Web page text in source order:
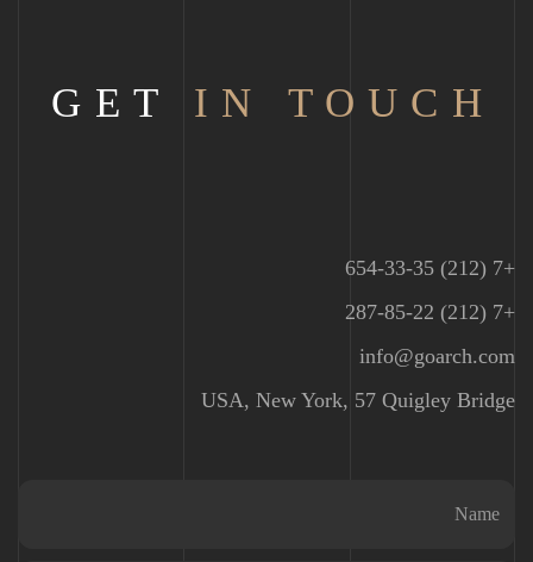
GET IN TOUCH
+7 (212) 654-33-35
+7 (212) 287-85-22
info@goarch.com
USA, New York, 57 Quigley Bridge